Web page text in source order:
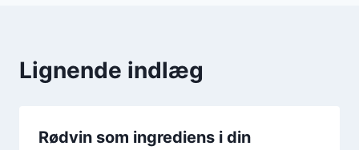
Lignende indlæg
Rødvin som ingrediens i din